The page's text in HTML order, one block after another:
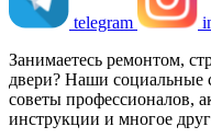
telegram
Занимаетесь ремонтом,
двери? Наши социальные
советы профессионалов,
инструкции и многое